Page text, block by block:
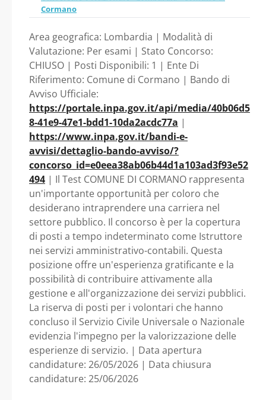
AMMINISTRATIVO
CONTABILI - AREA
DEGLI ISTRUTTORI di
cui n. 1 posizione
riservata
prioritariamente ai
volontari che
abbiano concluso il
Servizio Civile
Universale o
Nazionale -
Lombardia - Comune
di Cormano
concluso il Servizio Civile
Universale o Nazionale -
Lombardia - Comune di
Cormano
Cormano
Area geografica: Lombardia | Modalità di
Valutazione: Per esami | Stato Concorso:
CHIUSO | Posti Disponibili: 1 | Ente Di
Riferimento: Comune di Cormano | Bando di
Avviso Ufficiale:
https://portale.inpa.gov.it/api/media/40b06d5
8-41e9-47e1-bdd1-10da2acdc77a |
https://www.inpa.gov.it/bandi-e-
avvisi/dettaglio-bando-avviso/?
concorso_id=e0eea38ab06b44d1a103ad3f93e52
494 | Il Test COMUNE DI CORMANO rappresenta
un'importante opportunità per coloro che
desiderano intraprendere una carriera nel
settore pubblico. Il concorso è per la copertura
di posti a tempo indeterminato come Istruttore
nei servizi amministrativo-contabili. Questa
posizione offre un'esperienza gratificante e la
possibilità di contribuire attivamente alla
gestione e all'organizzazione dei servizi pubblici.
La riserva di posti per i volontari che hanno
concluso il Servizio Civile Universale o Nazionale
evidenzia l'impegno per la valorizzazione delle
esperienze di servizio. | Data apertura
candidature: 26/05/2026 | Data chiusura
candidature: 25/06/2026